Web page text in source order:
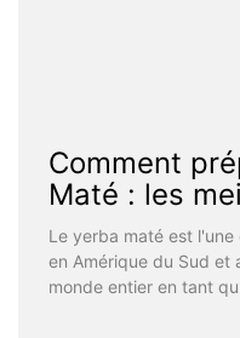
Comment
Maté : les
Le yerba maté est
en Amérique du Sud et
monde entier en tant